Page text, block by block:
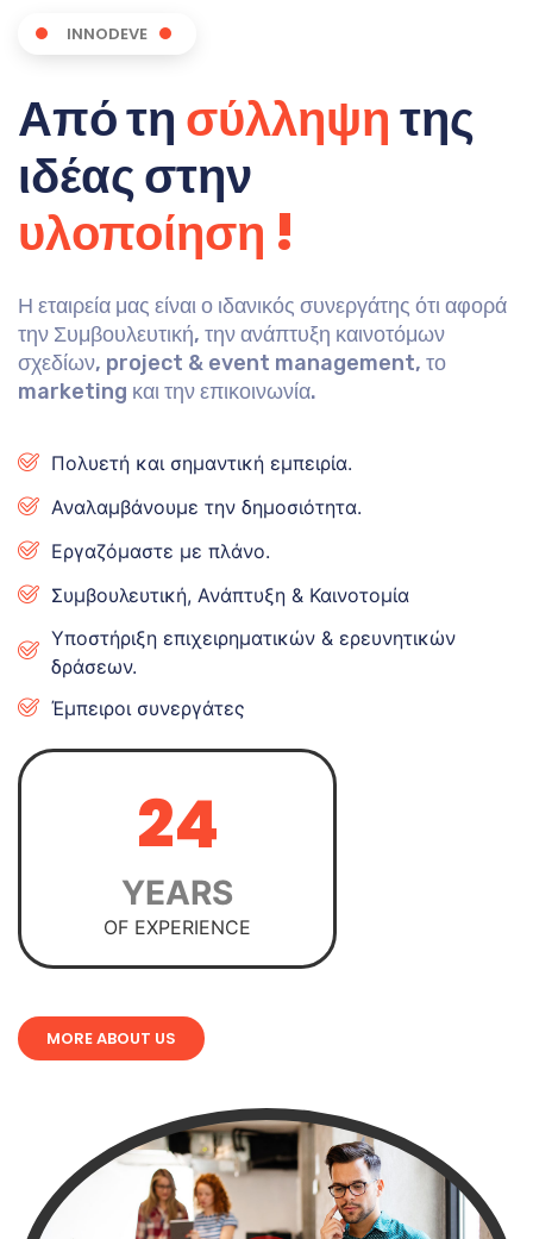
INNODEVE
Από τησύλληψητης
ιδέας στην
υλοποίηση !
Η εταιρεία μας είναι ο ιδανικός συνεργάτης ότι αφορά
την Συμβουλευτική, την ανάπτυξη καινοτόμων
σχεδίων, project & event management, το
marketing και την επικοινωνία.
Πολυετή και σημαντική εμπειρία.
Αναλαμβάνουμε την δημοσιότητα.
Εργαζόμαστε με πλάνο.
Συμβουλευτική, Ανάπτυξη & Καινοτομία
Υποστήριξη επιχειρηματικών & ερευνητικών
δράσεων.
Έμπειροι συνεργάτες
24
YEARS
OF EXPERIENCE
MORE ABOUT US